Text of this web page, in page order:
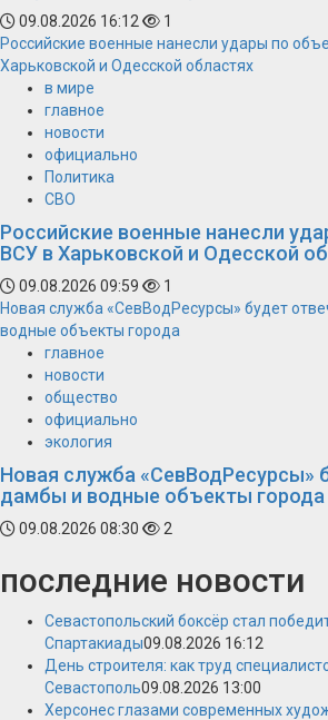
09.08.2026 16:12
1
Российские военные нанесли удары по
Харьковской и Одесской областях
в мире
главное
новости
официально
Политика
СВО
Российские военные нанесли
ВСУ в Харьковской и Одесской
09.08.2026 09:59
1
Новая служба «СевВодРесурсы» будет
водные объекты города
главное
новости
общество
официально
экология
Новая служба «СевВодРесурсы»
дамбы и водные объекты города
09.08.2026 08:30 2
последние новости
Севастопольский боксёр стал
Спартакиады09.08.2026 16:12
День строителя: как труд
Севастополь09.08.2026 13:00
Херсонес глазами современных